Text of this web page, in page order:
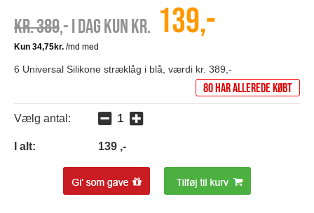
Kr. 389,- I dag kun kr. 139,-
6 Universal Silikone stræklåg i blå, værdi kr. 389,-
80 har allerede købt
Vælg antal:
I alt: 139 ,-